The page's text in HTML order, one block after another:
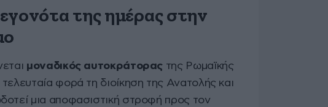
της ημέρας στην
μοναδικός αυτοκράτορας της Ρωμαϊκής
φορά τη διοίκηση της Ανατολής και
μια αποφασιστική στροφή προς τον